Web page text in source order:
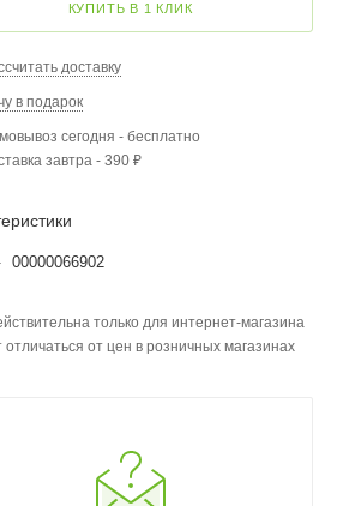
КУПИТЬ В 1 КЛИК
доставку
в подарок
сегодня - бесплатно
завтра - 390 ₽
00000066902
только для интернет-магазина
от цен в розничных магазинах